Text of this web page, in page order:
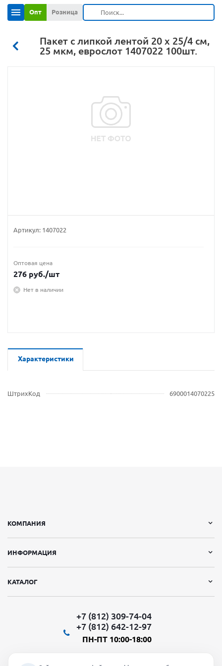
Опт Розница
Пакет с липкой лентой 20 х 25/4 см,
25 мкм, еврослот 1407022 100шт.
Артикул: 1407022
Оптовая цена
276 руб./шт
Нет в наличии
Характеристики
ШтрихКод 6900014070225
КОМПАНИЯ
ИНФОРМАЦИЯ
КАТАЛОГ
+7 (812) 309-74-04
+7 (812) 642-12-97
ПН-ПТ 10:00-18:00